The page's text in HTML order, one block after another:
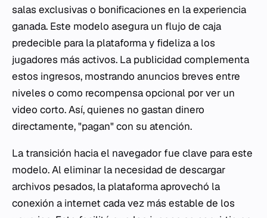
salas exclusivas o bonificaciones en la experiencia
ganada. Este modelo asegura un flujo de caja
predecible para la plataforma y fideliza a los
jugadores más activos. La publicidad complementa
estos ingresos, mostrando anuncios breves entre
niveles o como recompensa opcional por ver un
video corto. Así, quienes no gastan dinero
directamente, "pagan" con su atención.
La transición hacia el navegador fue clave para este
modelo. Al eliminar la necesidad de descargar
archivos pesados, la plataforma aprovechó la
conexión a internet cada vez más estable de los